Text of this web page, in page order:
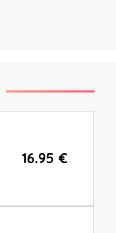
16.95 €